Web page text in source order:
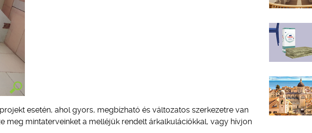
esetén, ahol gyors, megbízható és változatos szerkezetre van
meg mintaterveinket a melléjük rendelt árkalkulációkkal, vagy hívjon